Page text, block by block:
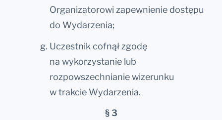
Organizatorowi zapewnienie dostępu
do Wydarzenia;
Uczestnik cofnął zgodę
na wykorzystanie lub
rozpowszechnianie wizerunku
w trakcie Wydarzenia.
§ 3